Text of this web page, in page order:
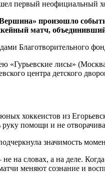
произошло
матч,
Благотворительного
«Гурьевские лисы»
центра детского
хоккеистов из
помощи и не
значимость
на словах, а на деле.
меняют сознание и